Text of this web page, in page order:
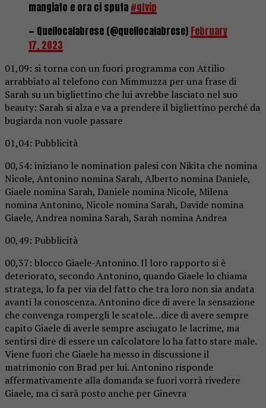
mangiato e ora ci sputa #gfvip
— Quellocalabrese (@quellocalabrese) February
17, 2023
01,09: si torna con un fuori programma con Attilio
arrabbiato al telefono con Mimmuzza per una frase di
Sarah su un bigliettino che lui avrebbe lasciato nel suo
beauty: Sarah si alza e va a prendere il bigliettino perché da
bugiarda non vuole passare
01,04: Pubblicità
00,54: iniziano le nomination palesi con Nikita che nomina
Nicole, Antonino nomina Sarah, Alberto nomina Daniele,
Giaele nomina Sarah, Daniele nomina Nicole, Milena
nomina Antonino, Nicole nomina Sarah, Davide nomina
Giaele, Andrea nomina Sarah, Sarah nomina Andrea
00,49: Pubblicità
00,37: blocco Giaele-Antonino. Il loro rapporto si è
deteriorato, secondo Antonino, quando Giaele lo chiama
stratega, lo fa per via del fatto che tra loro non sia andata
avanti la conoscenza. Antonino dice di avere la sensazione
che convenga rompergli le scatole…dice di avere sempre
capito Giaele di averle sempre asciugato le lacrime, ma
sentirsi dire di essere un calcolatore lo ha fatto stare male.
Viene fuori che Giaele ha messo in discussione il
matrimonio con Brad per lui. Antonino risponde
affermativamente alla domanda se fuori vorrà rivedere
Giaele, ma ci sarà posto anche per Ginevra